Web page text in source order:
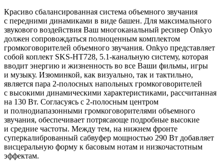
Красиво сбалансированная система объемного звучания
с передними динамиками в виде башен. Для максимального
звукового воздействия Ваш многоканальный ресивер Onkyo
должен сопровождаться полноценным комплектом
громкоговорителей объемного звучания. Onkyo представляет
собой коплект SKS-HT728, 5.1-канальную систему, которая
вводит энергию и жизненность во все Ваши фильмы, игры
и музыку. Изюминкой, как визуально, так и тактильно,
является пара 2-полосных напольных громкоговорителей
с высокими динамическими характеристиками, рассчитанная
на 130 Вт. Согласуясь с 2-полосным центром
и полнодиапазонными громкоговорителями объемного
звучания, обеспечивает потрясающе подробные высокие
и средние частоты. Между тем, на нижнем фронте
суперкалиброванный сабвуфер мощностью 290 Вт добавляет
висцеральную форму к басовым нотам и низкочастотным
эффектам.